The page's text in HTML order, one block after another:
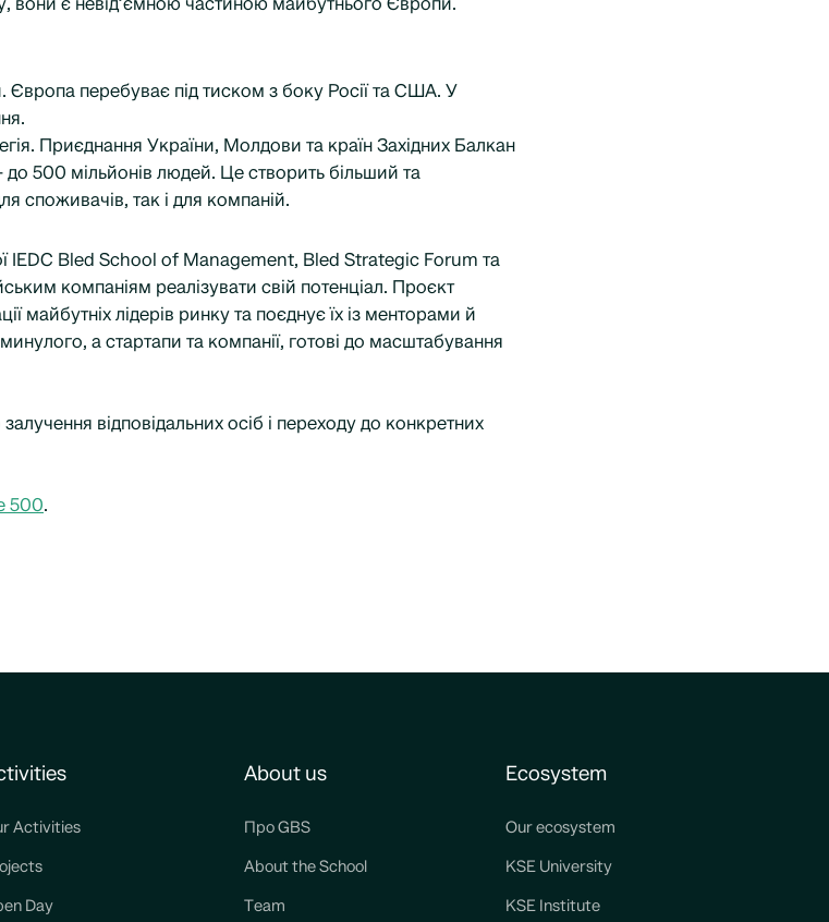
є невід’ємною частиною майбутнього Європи.
перебуває під тиском з боку Росії та США. У
Приєднання України, Молдови та країн Західних Балкан
500 мільйонів людей. Це створить більший та
споживачів, так і для компаній.
IEDC Bled School of Management, Bled Strategic Forum та
компаніям реалізувати свій потенціал. Проєкт
майбутніх лідерів ринку та поєднує їх із менторами й
а стартапи та компанії, готові до масштабування
відповідальних осіб і переходу до конкретних
500.
Activities
Day
About us
Про GBS
About the School
Team
Ecosystem
Our ecosystem
KSE University
KSE Institute